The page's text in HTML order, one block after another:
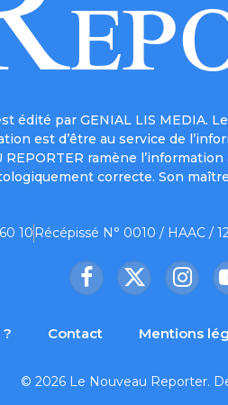
édité par GENIAL LIS
est d’être au service de
ramène
correcte. Son
10 Récépissé N° 0010 / HAAC /
Facebook
X
Contact Mentions
© 2026 Le Nouveau Reporter.